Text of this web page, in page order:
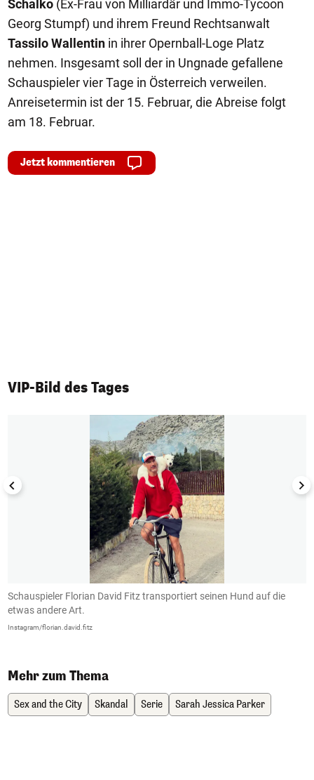
Schalko (Ex-Frau von Milliardär und Immo-Tycoon
Georg Stumpf) und ihrem Freund Rechtsanwalt
Tassilo Wallentin in ihrer Opernball-Loge Platz
nehmen. Insgesamt soll der in Ungnade gefallene
Schauspieler vier Tage in Österreich verweilen.
Anreisetermin ist der 15. Februar, die Abreise folgt
am 18. Februar.
Jetzt kommentieren
VIP-Bild des Tages
1/50
Schauspieler Florian David Fitz transportiert seinen Hund auf die
etwas andere Art.
Instagram/florian.david.fitz
Mehr zum Thema
Sex and the City Skandal Serie Sarah Jessica Parker